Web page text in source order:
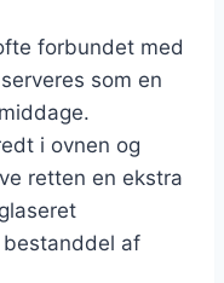
forbundet med
som en
i ovnen og
retten en ekstra
af